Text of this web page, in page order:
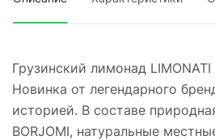
Грузинский лимонад LIMONATI
Новинка от легендарного
историей. В составе
BORJOMI, натуральные